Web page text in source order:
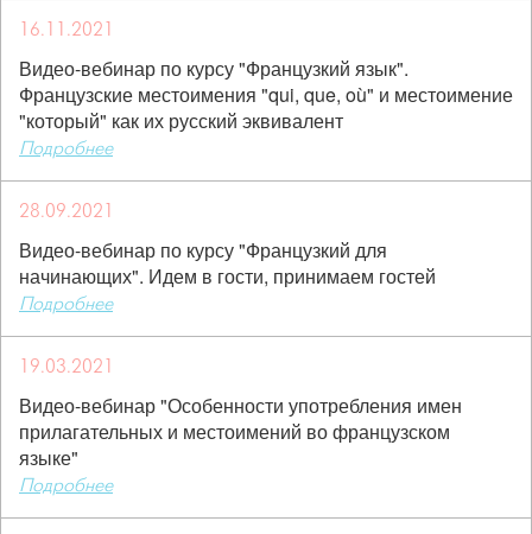
16.11.2021
Видео-вебинар по курсу "Французкий язык".
Французские местоимения "qui, que, où" и местоимение
"который" как их русский эквивалент
Подробнее
28.09.2021
Видео-вебинар по курсу "Французкий для
начинающих". Идем в гости, принимаем гостей
Подробнее
19.03.2021
Видео-вебинар "Особенности употребления имен
прилагательных и местоимений во французском
языке"
Подробнее